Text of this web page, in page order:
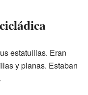
estatuillas. Eran
y planas. Estaban